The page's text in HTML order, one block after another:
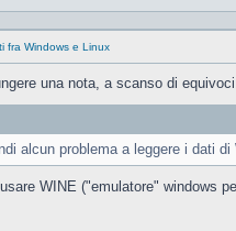
fra Windows e Linux
una nota, a scanso di
alcun problema a leggere i dati
WINE ("emulatore" windows